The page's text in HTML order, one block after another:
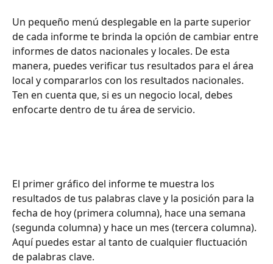
Un pequeño menú desplegable en la parte superior
de cada informe te brinda la opción de cambiar entre
informes de datos nacionales y locales. De esta
manera, puedes verificar tus resultados para el área
local y compararlos con los resultados nacionales.
Ten en cuenta que, si es un negocio local, debes
enfocarte dentro de tu área de servicio.
El primer gráfico del informe te muestra los
resultados de tus palabras clave y la posición para la
fecha de hoy (primera columna), hace una semana
(segunda columna) y hace un mes (tercera columna).
Aquí puedes estar al tanto de cualquier fluctuación
de palabras clave.